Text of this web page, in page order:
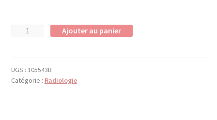
quantité
Radiologie
"G"
Ajouter au panier
UGS : 105543B
Catégorie : Radiologie